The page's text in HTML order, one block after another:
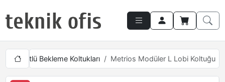
Dörtlü Bekleme Koltukları Metrios Modüler L Lobi Koltuğu